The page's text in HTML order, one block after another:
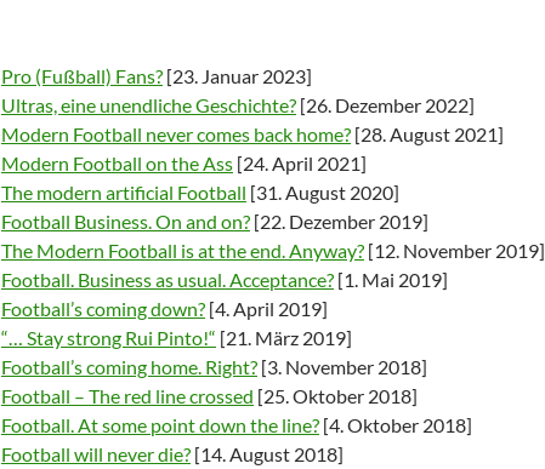
Pro (Fußball) Fans? [23. Januar 2023]
Ultras, eine unendliche Geschichte? [26. Dezember 2022]
Modern Football never comes back home? [28. August 2021]
Modern Football on the Ass [24. April 2021]
The modern artificial Football [31. August 2020]
Football Business. On and on? [22. Dezember 2019]
The Modern Football is at the end. Anyway? [12. November 2019]
Football. Business as usual. Acceptance? [1. Mai 2019]
Football’s coming down? [4. April 2019]
“… Stay strong Rui Pinto!“ [21. März 2019]
Football’s coming home. Right? [3. November 2018]
Football – The red line crossed [25. Oktober 2018]
Football. At some point down the line? [4. Oktober 2018]
Football will never die? [14. August 2018]